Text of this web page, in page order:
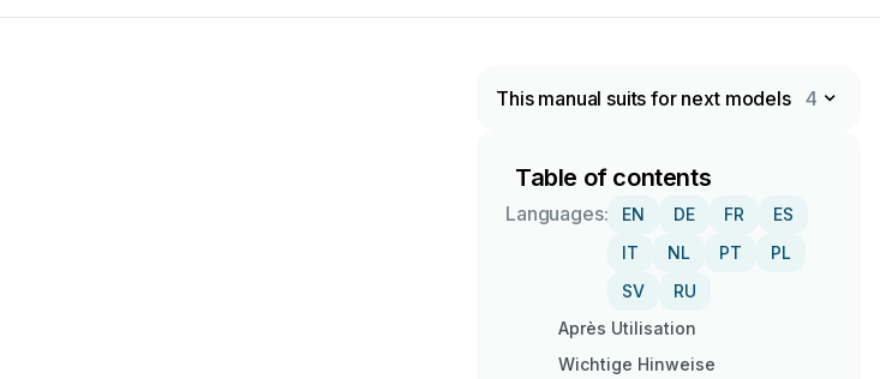
This manual suits for next models 4
Table of contents
Languages: EN DE FR
ES
IT
NL PT
PL
SV
RU
Après Utilisation
Wichtige Hinweise